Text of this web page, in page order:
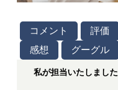
コメント 評価
感想
グーグル
私が担当いたしました